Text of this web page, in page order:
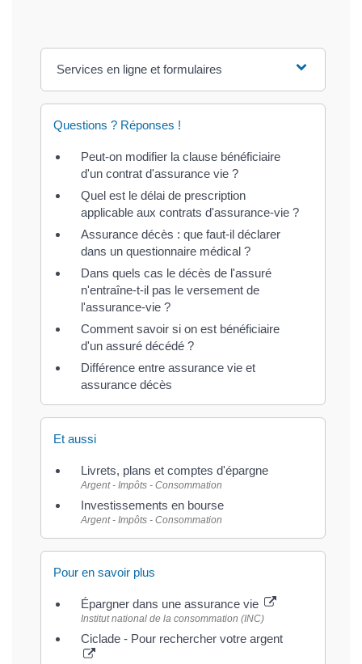
Services en ligne et formulaires
Questions ? Réponses !
Peut-on modifier la clause bénéficiaire
d'un contrat d'assurance vie ?
Quel est le délai de prescription
applicable aux contrats d'assurance-vie ?
Assurance décès : que faut-il déclarer
dans un questionnaire médical ?
Dans quels cas le décès de l'assuré
n'entraîne-t-il pas le versement de
l'assurance-vie ?
Comment savoir si on est bénéficiaire
d'un assuré décédé ?
Différence entre assurance vie et
assurance décès
Et aussi
Livrets, plans et comptes d'épargne
Argent - Impôts - Consommation
Investissements en bourse
Argent - Impôts - Consommation
Pour en savoir plus
Épargner dans une assurance vie
Institut national de la consommation (INC)
Ciclade - Pour rechercher votre argent